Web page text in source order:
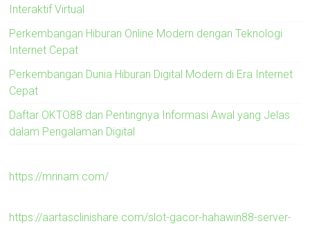
Interaktif Virtual
Perkembangan Hiburan Online Modern dengan Teknologi
Internet Cepat
Perkembangan Dunia Hiburan Digital Modern di Era Internet
Cepat
Daftar OKTO88 dan Pentingnya Informasi Awal yang Jelas
dalam Pengalaman Digital
https://mrinam.com/
https://aartasclinishare.com/slot-gacor-hahawin88-server-